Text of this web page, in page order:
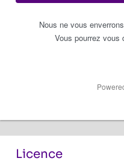
Nous ne vous
Vous pourrez vous
Licence